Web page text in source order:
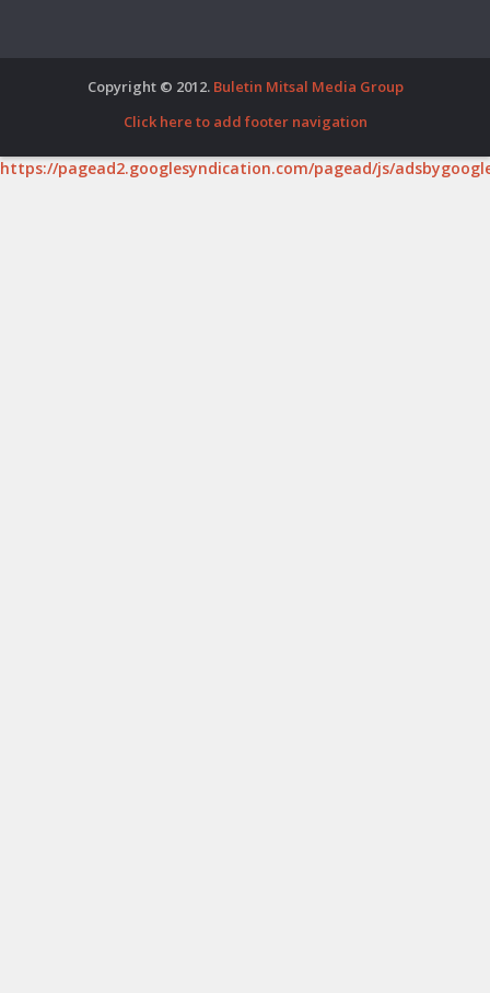
Copyright © 2012. Buletin Mitsal Media Group
Click here to add footer navigation
https://pagead2.googlesyndication.com/pagead/js/